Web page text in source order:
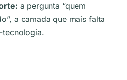
a pergunta “quem
a camada que mais falta
tecnologia.